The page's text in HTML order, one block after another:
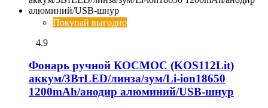
Покупай выгодно
4.9
Фонарь ручной КОСМОС (KOS112Lit)
аккум/3ВтLED/линза/зум/Li-ion18650
1200mAh/анодир алюминий/USB-шнур